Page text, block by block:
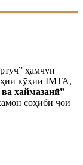
ҳамчун
кӯҳии IMTA,
хаймазанӣ”
соҳиби ҷои